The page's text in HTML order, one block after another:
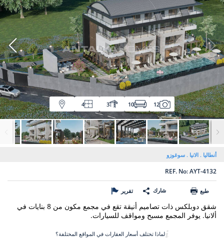
12
10
3
4
أنطاليا الانيا سوغوزو
REF. No: AYT-4132
طبع شارك تقرير
شقق دوبلكس ذات تصاميم أنيقة تقع في مجمع مكون من 8 بنايات في
ألانيا. يوفر المجمع مسبح ومواقف للسيارات.
لماذا تختلف أسعار العقارات في المواقع المختلفة؟